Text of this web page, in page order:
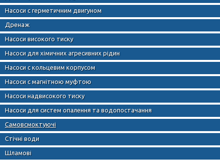
Насоси с герметичним двигуном
Дренаж
Насоси високого тиску
Насоси для хімичних агресивних рідин
Насоси с кольцевим корпусом
Насоси с магнітною муфтою
Насоси надвисокого тиску
Насоси для систем опалення та водопостачання
Самовсмоктуючі
Стічні води
Шламові